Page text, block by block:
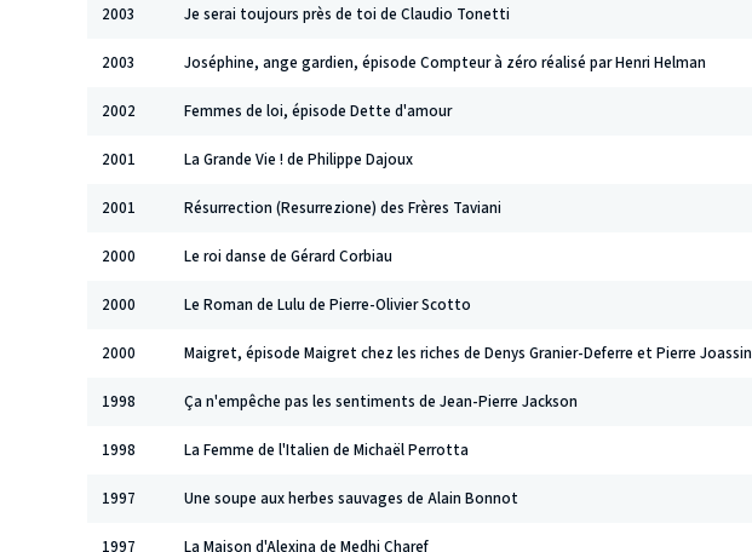
2003 Je serai toujours près de toi de Claudio Tonetti
2003 Joséphine, ange gardien, épisode Compteur à zéro réalisé par Henri Helman
2002 Femmes de loi, épisode Dette d'amour
2001 La Grande Vie ! de Philippe Dajoux
2001 Résurrection (Resurrezione) des Frères Taviani
2000 Le roi danse de Gérard Corbiau
2000 Le Roman de Lulu de Pierre-Olivier Scotto
2000 Maigret, épisode Maigret chez les riches de Denys Granier-Deferre et Pierre Joassin
1998 Ça n'empêche pas les sentiments de Jean-Pierre Jackson
1998 La Femme de l'Italien de Michaël Perrotta
1997 Une soupe aux herbes sauvages de Alain Bonnot
1997 La Maison d'Alexina de Medhi Charef